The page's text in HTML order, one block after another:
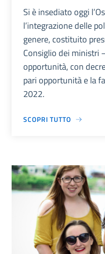
Si è insediato oggi
l’integrazione delle
genere, costituito
Consiglio dei ministri
opportunità, con
pari opportunità e la
2022.
SCOPRI TUTTO